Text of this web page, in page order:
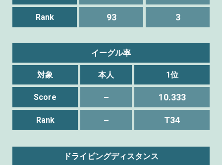
Rank 93 3
イーグル率
対象 本人 1位
Score – 10.333
Rank – T34
ドライビングディスタンス